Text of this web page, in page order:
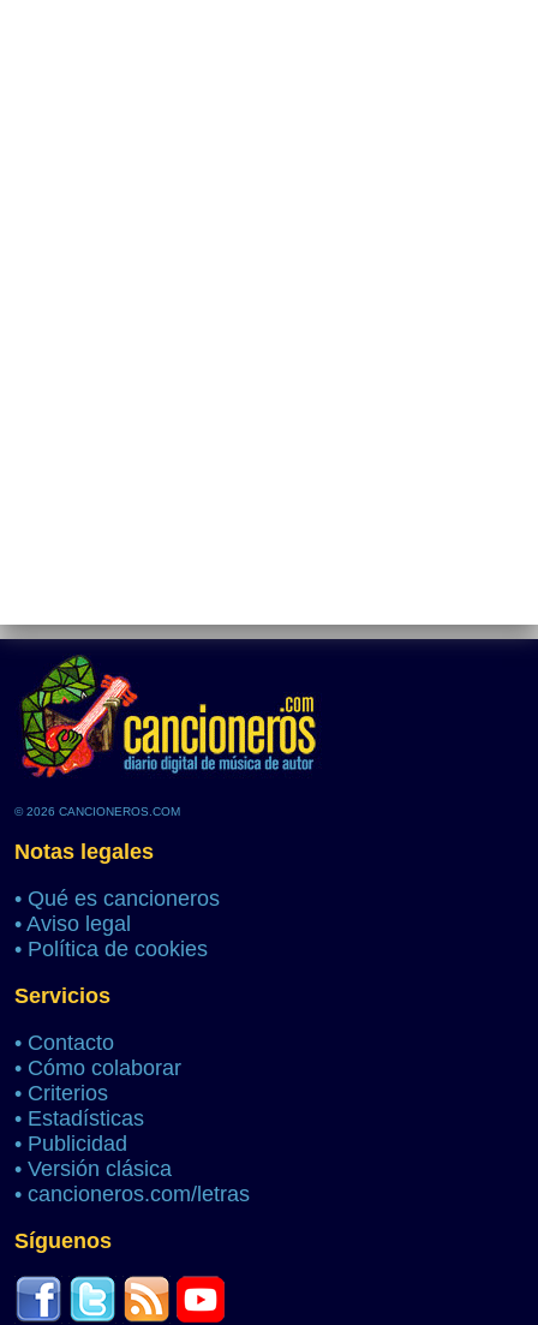
© 2026 CANCIONEROS.COM
Notas legales
• Qué es cancioneros
• Aviso legal
• Política de cookies
Servicios
• Contacto
• Cómo colaborar
• Criterios
• Estadísticas
• Publicidad
• Versión clásica
• cancioneros.com/letras
Síguenos